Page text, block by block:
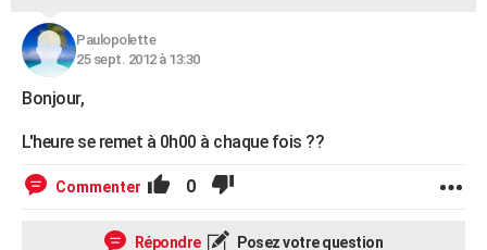
S'inscrire
Se connecter
Lycées
Collèges
Primaires
Universités
Entreprises
Service militaire
Avis de recherche
AVIS DE DÉCÈS
FORUM
Bricolage
Lifestyle
Culture
Sport
Auto
Television
Voyage
Cinema
Paulopolette
25 sept. 2012 à 13:30
Bonjour,
L'heure se remet à 0h00 à chaque fois ??
Commenter 0
Répondre Posez votre question